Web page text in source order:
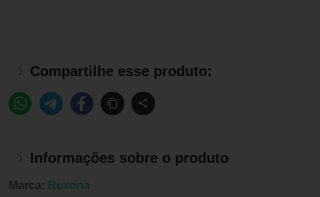
Compartilhe esse produto:
Informações sobre o produto
Marca: Rexona